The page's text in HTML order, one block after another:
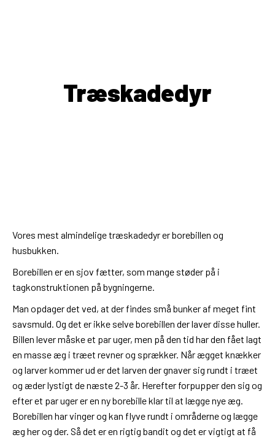
Træskadedyr
Vores mest almindelige træskadedyr er borebillen og
husbukken.
Borebillen er en sjov fætter, som mange støder på i
tagkonstruktionen på bygningerne.
Man opdager det ved, at der findes små bunker af meget fint
savsmuld. Og det er ikke selve borebillen der laver disse huller.
Billen lever måske et par uger, men på den tid har den fået lagt
en masse æg i træet revner og sprækker. Når ægget knækker
og larver kommer ud er det larven der gnaver sig rundt i træet
og æder lystigt de næste 2-3 år. Herefter forpupper den sig og
efter et par uger er en ny borebille klar til at lægge nye æg.
Borebillen har vinger og kan flyve rundt i områderne og lægge
æg her og der. Så det er en rigtig bandit og det er vigtigt at få